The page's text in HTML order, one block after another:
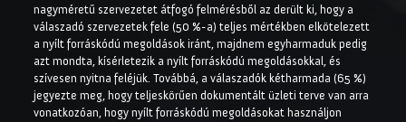
nagyméretű szervezetet átfogó felmérésből az derült ki, hogy a
válaszadó szervezetek fele (50 %-a) teljes mértékben elkötelezett
a nyílt forráskódú megoldások iránt, majdnem egyharmaduk pedig
azt mondta, kísérletezik a nyílt forráskódú megoldásokkal, és
szívesen nyitna feléjük. Továbbá, a válaszadók kétharmada (65 %)
jegyezte meg, hogy teljeskörűen dokumentált üzleti terve van arra
vonatkozóan, hogy nyílt forráskódú megoldásokat használjon